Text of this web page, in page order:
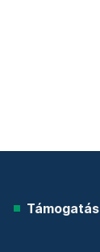
Támogatás